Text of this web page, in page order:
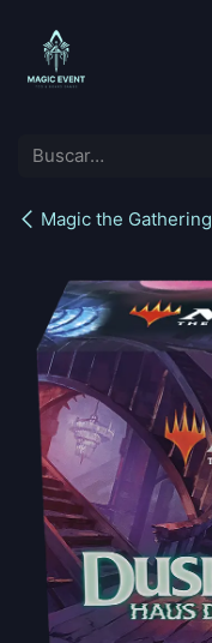
Magic the Gathering